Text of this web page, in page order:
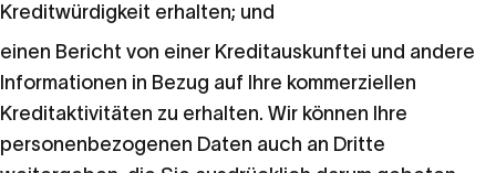
Kreditwürdigkeit erhalten; und
einen Bericht von einer Kreditauskunftei und andere
Informationen in Bezug auf Ihre kommerziellen
Kreditaktivitäten zu erhalten. Wir können Ihre
personenbezogenen Daten auch an Dritte